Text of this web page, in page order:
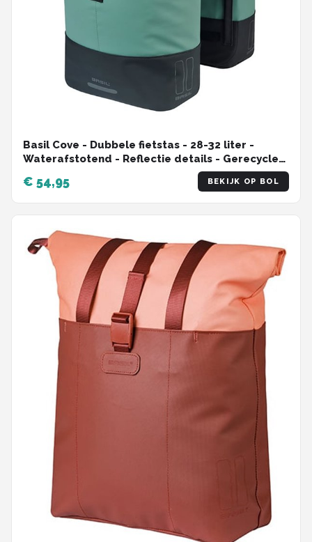
Basil Cove - Dubbele fietstas - 28-32 liter -
Waterafstotend - Reflectie details - Gerecycled
€ 54,95 BEKIJK OP BOL